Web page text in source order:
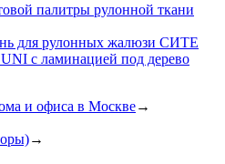
палитры рулонной ткани
для рулонных жалюзи СИТЕ
с ламинацией под дерево
и офиса в Москве→
→